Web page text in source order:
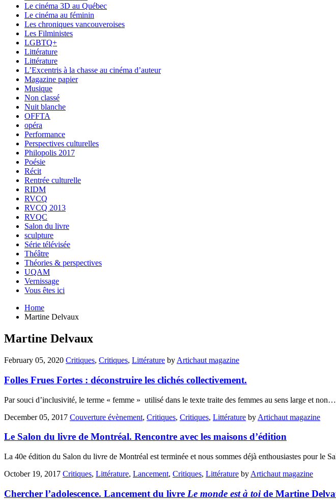
Le cinéma 3D au Québec
Le cinéma au féminin
Les chroniques vancouveroises
Les Filministes
LGBTQ+
Littérature
Littérature
L’Excentris à la chasse au cinéma d’auteur
Magazine papier
Musique
Non classé
Nuit blanche
OFFTA
opéra
Performance
Perspectives culturelles
Philopolis 2017
Poésie
Récit
Rentrée culturelle
RIDM
RVCQ
RVCQ 2013
RVQC
Salon du livre
sculpture
Série télévisée
Théâtre
Théories & perspectives
UQAM
Vernissage
Vous êtes ici
Home
Martine Delvaux
Martine Delvaux
February 05, 2020 Critiques, Critiques, Littérature by Artichaut magazine
Folles Frues Fortes : déconstruire les clichés collectivement.
Par souci d’inclusivité, le terme « femme » utilisé dans le texte traite des femmes au sens large et non…
December 05, 2017 Couverture évènement, Critiques, Critiques, Littérature by Artichaut magazine
Le Salon du livre de Montréal. Rencontre avec les maisons d’édition
La 40e édition du Salon du livre de Montréal est terminée et nous sommes déjà enthousiastes pour le
October 19, 2017 Critiques, Littérature, Lancement, Critiques, Littérature by Artichaut magazine
Chercher l’adolescence. Lancement du livre Le monde est à toide Martine